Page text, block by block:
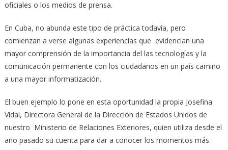
oficiales o los medios de prensa.
En Cuba, no abunda este tipo de práctica todavía, pero
comienzan a verse algunas experiencias que evidencian una
mayor comprensión de la importancia del las tecnologías y la
comunicación permanente con los ciudadanos en un país camino
a una mayor informatización.
El buen ejemplo lo pone en esta oportunidad la propia Josefina
Vidal, Directora General de la Dirección de Estados Unidos de
nuestro Ministerio de Relaciones Exteriores, quien utiliza desde el
año pasado su cuenta para dar a conocer los momentos más